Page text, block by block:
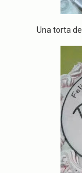
Una torta